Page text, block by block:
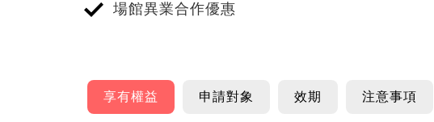
場館異業合作優惠
至
申
享有權益 申請對象 效期 注意事項